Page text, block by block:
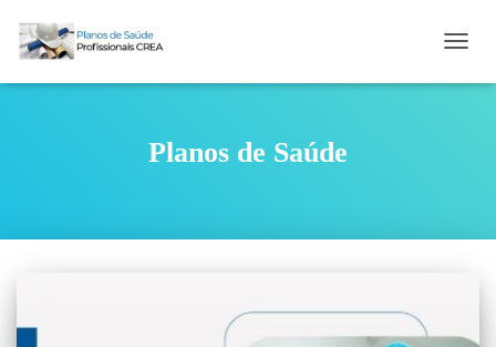
Planos de Saúde